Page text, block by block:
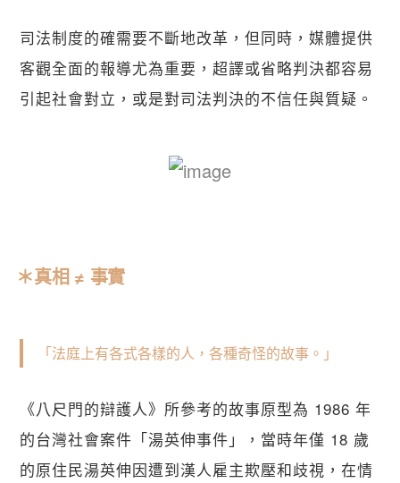
司法制度的確需要不斷地改革，但同時，媒體提供
客觀全面的報導尤為重要，超譯或省略判決都容易
引起社會對立，或是對司法判決的不信任與質疑。
＊真相 ≠ 事實
「法庭上有各式各樣的人，各種奇怪的故事。」
《八尺門的辯護人》所參考的故事原型為 1986 年
的台灣社會案件「湯英伸事件」，當時年僅 18 歲
的原住民湯英伸因遭到漢人雇主欺壓和歧視，在情
關閉